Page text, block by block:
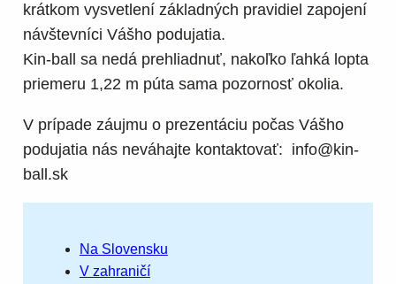
krátkom vysvetlení základných pravidiel zapojení
návštevníci Vášho podujatia.
Kin-ball sa nedá prehliadnuť, nakoľko ľahká lopta
priemeru 1,22 m púta sama pozornosť okolia.
V prípade záujmu o prezentáciu počas Vášho
podujatia nás neváhajte kontaktovať: info@kin-
ball.sk
Na Slovensku
V zahraničí